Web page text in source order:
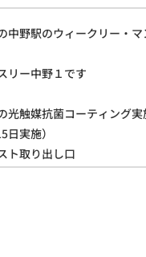
中野駅のウィークリー・
リー中野１です
光触媒抗菌コーティング実
日実施）
ト取り出し口
トのダイヤル部分
番号ボタン箇所
り口扉の持ち手部分（入り